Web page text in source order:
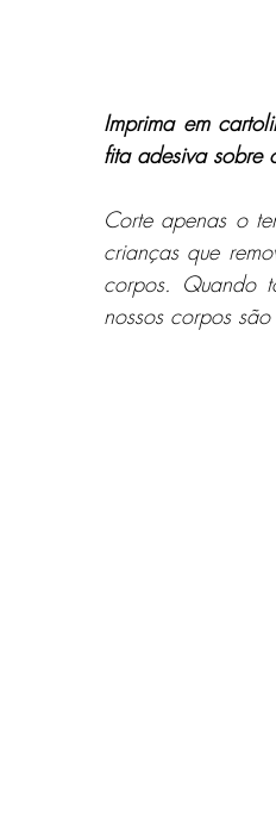
Imprima em
fita adesiva
Corte apenas o
crianças que
corpos. Quando
nossos corpos